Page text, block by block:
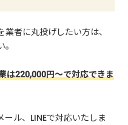
者に丸投げしたい方は、
は220,000円～で対応できま
ル、LINEで対応いたしま